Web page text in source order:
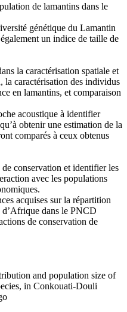
de lamantins dans le
génétique du Lamantin
un indice de taille de
la caractérisation spatiale et
la caractérisation des individus
en lamantins, et comparaison
acoustique à identifier
obtenir une estimation de la
comparés à ceux obtenus
conservation et identifier les
avec les populations
acquises sur la répartition
d’Afrique dans le PNCD
de conservation de
and population size of
in Conkouati-Douli